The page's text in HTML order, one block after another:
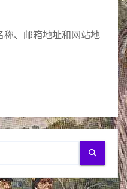
、邮箱地址和网站地